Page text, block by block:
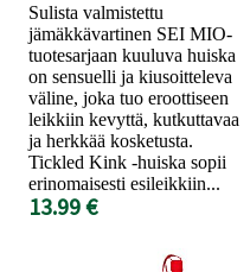
Sulista valmistettu
jämäkkävartinen SEI MIO-
tuotesarjaan kuuluva huiska
on sensuelli ja kiusoitteleva
väline, joka tuo eroottiseen
leikkiin kevyttä, kutkuttavaa
ja herkkää kosketusta.
Tickled Kink -huiska sopii
erinomaisesti esileikkiin...
13.99 €